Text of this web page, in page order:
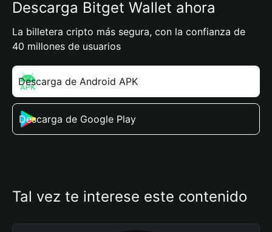
Descarga Bitget Wallet ahora
La billetera cripto más segura, con la confianza de
40 millones de usuarios
Descarga de Android APK
Descarga de Google Play
Tal vez te interese este contenido